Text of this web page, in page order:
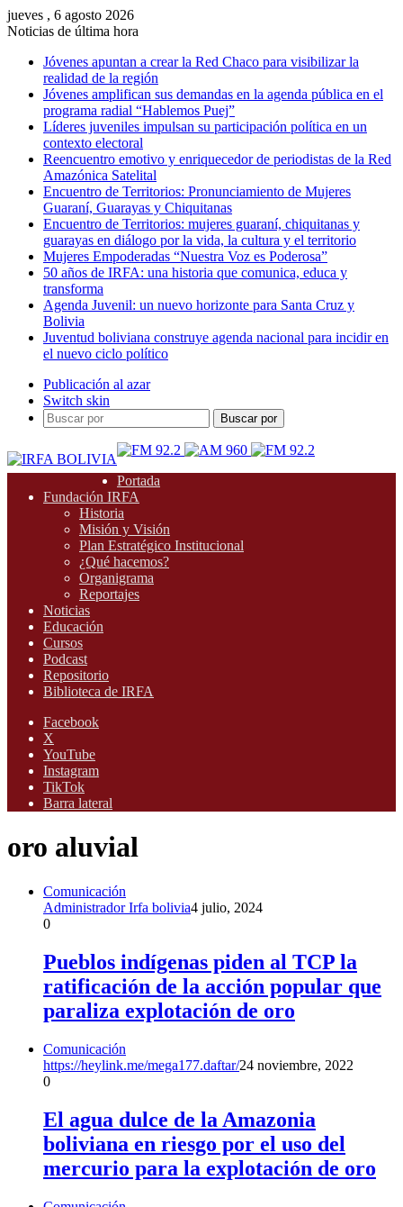
jueves , 6 agosto 2026
Noticias de última hora
Jóvenes apuntan a crear la Red Chaco para visibilizar la
realidad de la región
Jóvenes amplifican sus demandas en la agenda pública en el
programa radial “Hablemos Puej”
Líderes juveniles impulsan su participación política en un
contexto electoral
Reencuentro emotivo y enriquecedor de periodistas de la Red
Amazónica Satelital
Encuentro de Territorios: Pronunciamiento de Mujeres
Guaraní, Guarayas y Chiquitanas
Encuentro de Territorios: mujeres guaraní, chiquitanas y
guarayas en diálogo por la vida, la cultura y el territorio
Mujeres Empoderadas “Nuestra Voz es Poderosa”
50 años de IRFA: una historia que comunica, educa y
transforma
Agenda Juvenil: un nuevo horizonte para Santa Cruz y
Bolivia
Juventud boliviana construye agenda nacional para incidir en
el nuevo ciclo político
Publicación al azar
Switch skin
Buscar por
Portada
Fundación IRFA
Historia
Misión y Visión
Plan Estratégico Institucional
¿Qué hacemos?
Organigrama
Reportajes
Noticias
Educación
Cursos
Podcast
Repositorio
Biblioteca de IRFA
Facebook
X
YouTube
Instagram
TikTok
Barra lateral
oro aluvial
Comunicación
Administrador Irfa bolivia4 julio, 2024
0
Pueblos indígenas piden al TCP la
ratificación de la acción popular que
paraliza explotación de oro
Comunicación
https://heylink.me/mega177.daftar/24 noviembre, 2022
0
El agua dulce de la Amazonia
boliviana en riesgo por el uso del
mercurio para la explotación de oro